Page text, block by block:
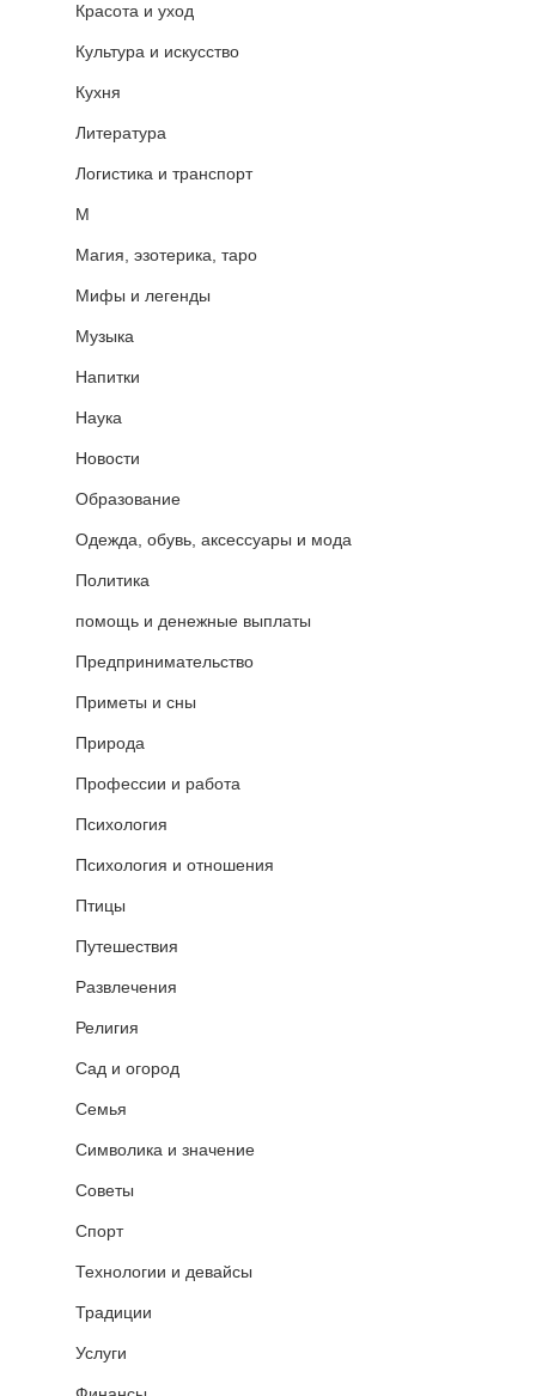
Красота и уход
Культура и искусство
Кухня
Литература
Логистика и транспорт
М
Магия, эзотерика, таро
Мифы и легенды
Музыка
Напитки
Наука
Новости
Образование
Одежда, обувь, аксессуары и мода
Политика
помощь и денежные выплаты
Предпринимательство
Приметы и сны
Природа
Профессии и работа
Психология
Психология и отношения
Птицы
Путешествия
Развлечения
Религия
Сад и огород
Семья
Символика и значение
Советы
Спорт
Технологии и девайсы
Традиции
Услуги